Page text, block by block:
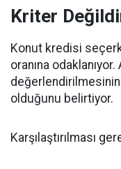
Kriter
Konut kredisi
oranına
değerlendirilmesinin
olduğunu belirtiyor.
Karşılaştırılması